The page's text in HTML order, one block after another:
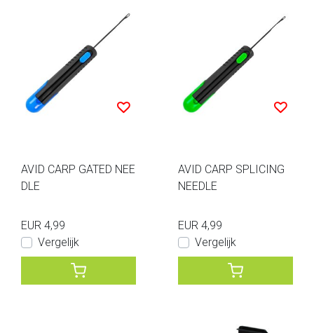
AVID CARP GATED NEE
DLE
EUR 4,99
Vergelijk
AVID CARP SPLICING
NEEDLE
EUR 4,99
Vergelijk